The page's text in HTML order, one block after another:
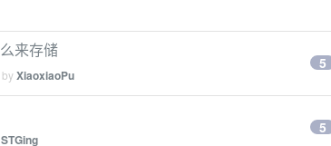
来存储
XiaoxiaoPu
5
STGing
5